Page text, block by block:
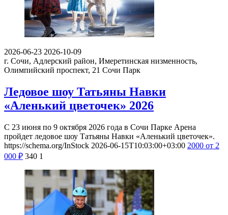
2026-06-23 2026-10-09
г. Сочи, Адлерский район, Имеретинская низменность,
Олимпийский проспект, 21 Сочи Парк
Ледовое шоу Татьяны Навки
«Аленький цветочек» 2026
С 23 июня по 9 октября 2026 года в Сочи Парке Арена
пройдет ледовое шоу Татьяны Навки «Аленький цветочек».
https://schema.org/InStock 2026-06-15T10:03:00+03:00 2000 от 2
000 ₽ 340 1